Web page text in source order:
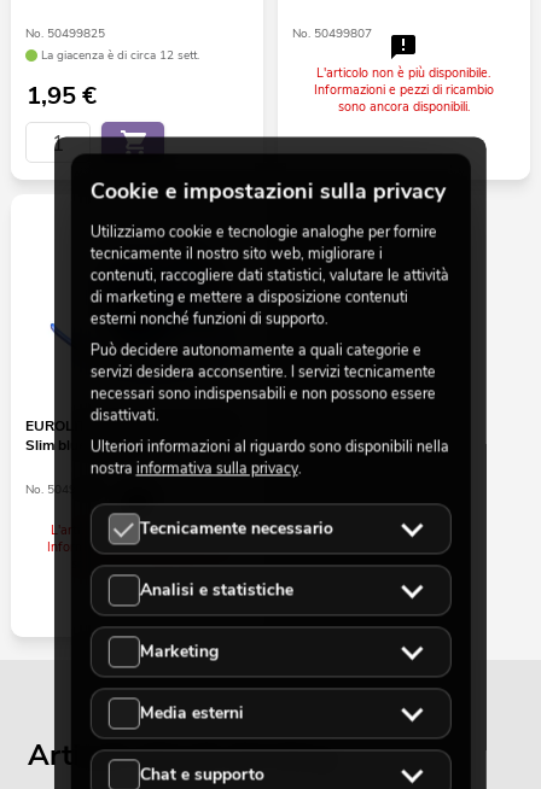
No. 50499825
La giacenza è di circa 12 sett.
1,95€
No. 50499807
L'articolo non è più disponibile.
Informazioni e pezzi di ricambio
sono ancora disponibili.
EUROLITE LED Neon Flex 230V
Slim blue 100cm
No. 50499804
L'articolo non è più disponibile.
Informazioni e pezzi di ricambio
sono ancora disponibili.
Articoli attuali del blog
Cookie e impostazioni sulla privacy
Utilizziamo cookie e tecnologie analoghe per fornire
tecnicamente il nostro sito web, migliorare i
contenuti, raccogliere dati statistici, valutare le attività
di marketing e mettere a disposizione contenuti
esterni nonché funzioni di supporto.
Può decidere autonomamente a quali categorie e
servizi desidera acconsentire. I servizi tecnicamente
necessari sono indispensabili e non possono essere
disattivati.
Ulteriori informazioni al riguardo sono disponibili nella
nostra informativa sulla privacy.
Tecnicamente necessario
Analisi e statistiche
Marketing
Media esterni
Chat e supporto